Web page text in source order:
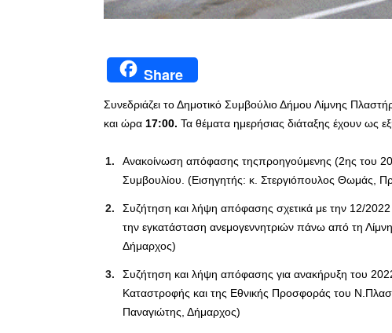
Share
Συνεδριάζει το Δημοτικό Συμβούλιο Δήμου Λίμνης
και ώρα 17:00. Τα θέματα ημερήσιας διάταξης έχουν ως
Ανακοίνωση απόφασης τηςπροηγούμενης (2ης του
Συμβουλίου. (Εισηγητής: κ. Στεργιόπουλος Θωμάς,
Συζήτηση και λήψη απόφασης σχετικά με την 12/
την εγκατάσταση ανεμογεννητριών πάνω από τη
Δήμαρχος)
Συζήτηση και λήψη απόφασης για ανακήρυξη του
Καταστροφής και της Εθνικής Προσφοράς του
Παναγιώτης, Δήμαρχος)